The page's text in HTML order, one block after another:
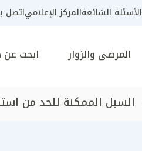
الأسئلة الشائعةالمركز الإعلامياتصل
المرضى والزوار ابحث
السبل الممكنة للحد من